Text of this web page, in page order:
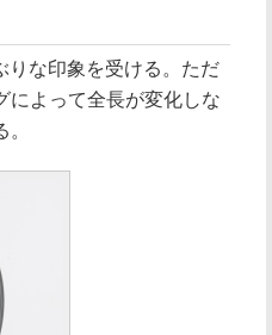
な印象を受ける。ただ
によって全長が変化しな